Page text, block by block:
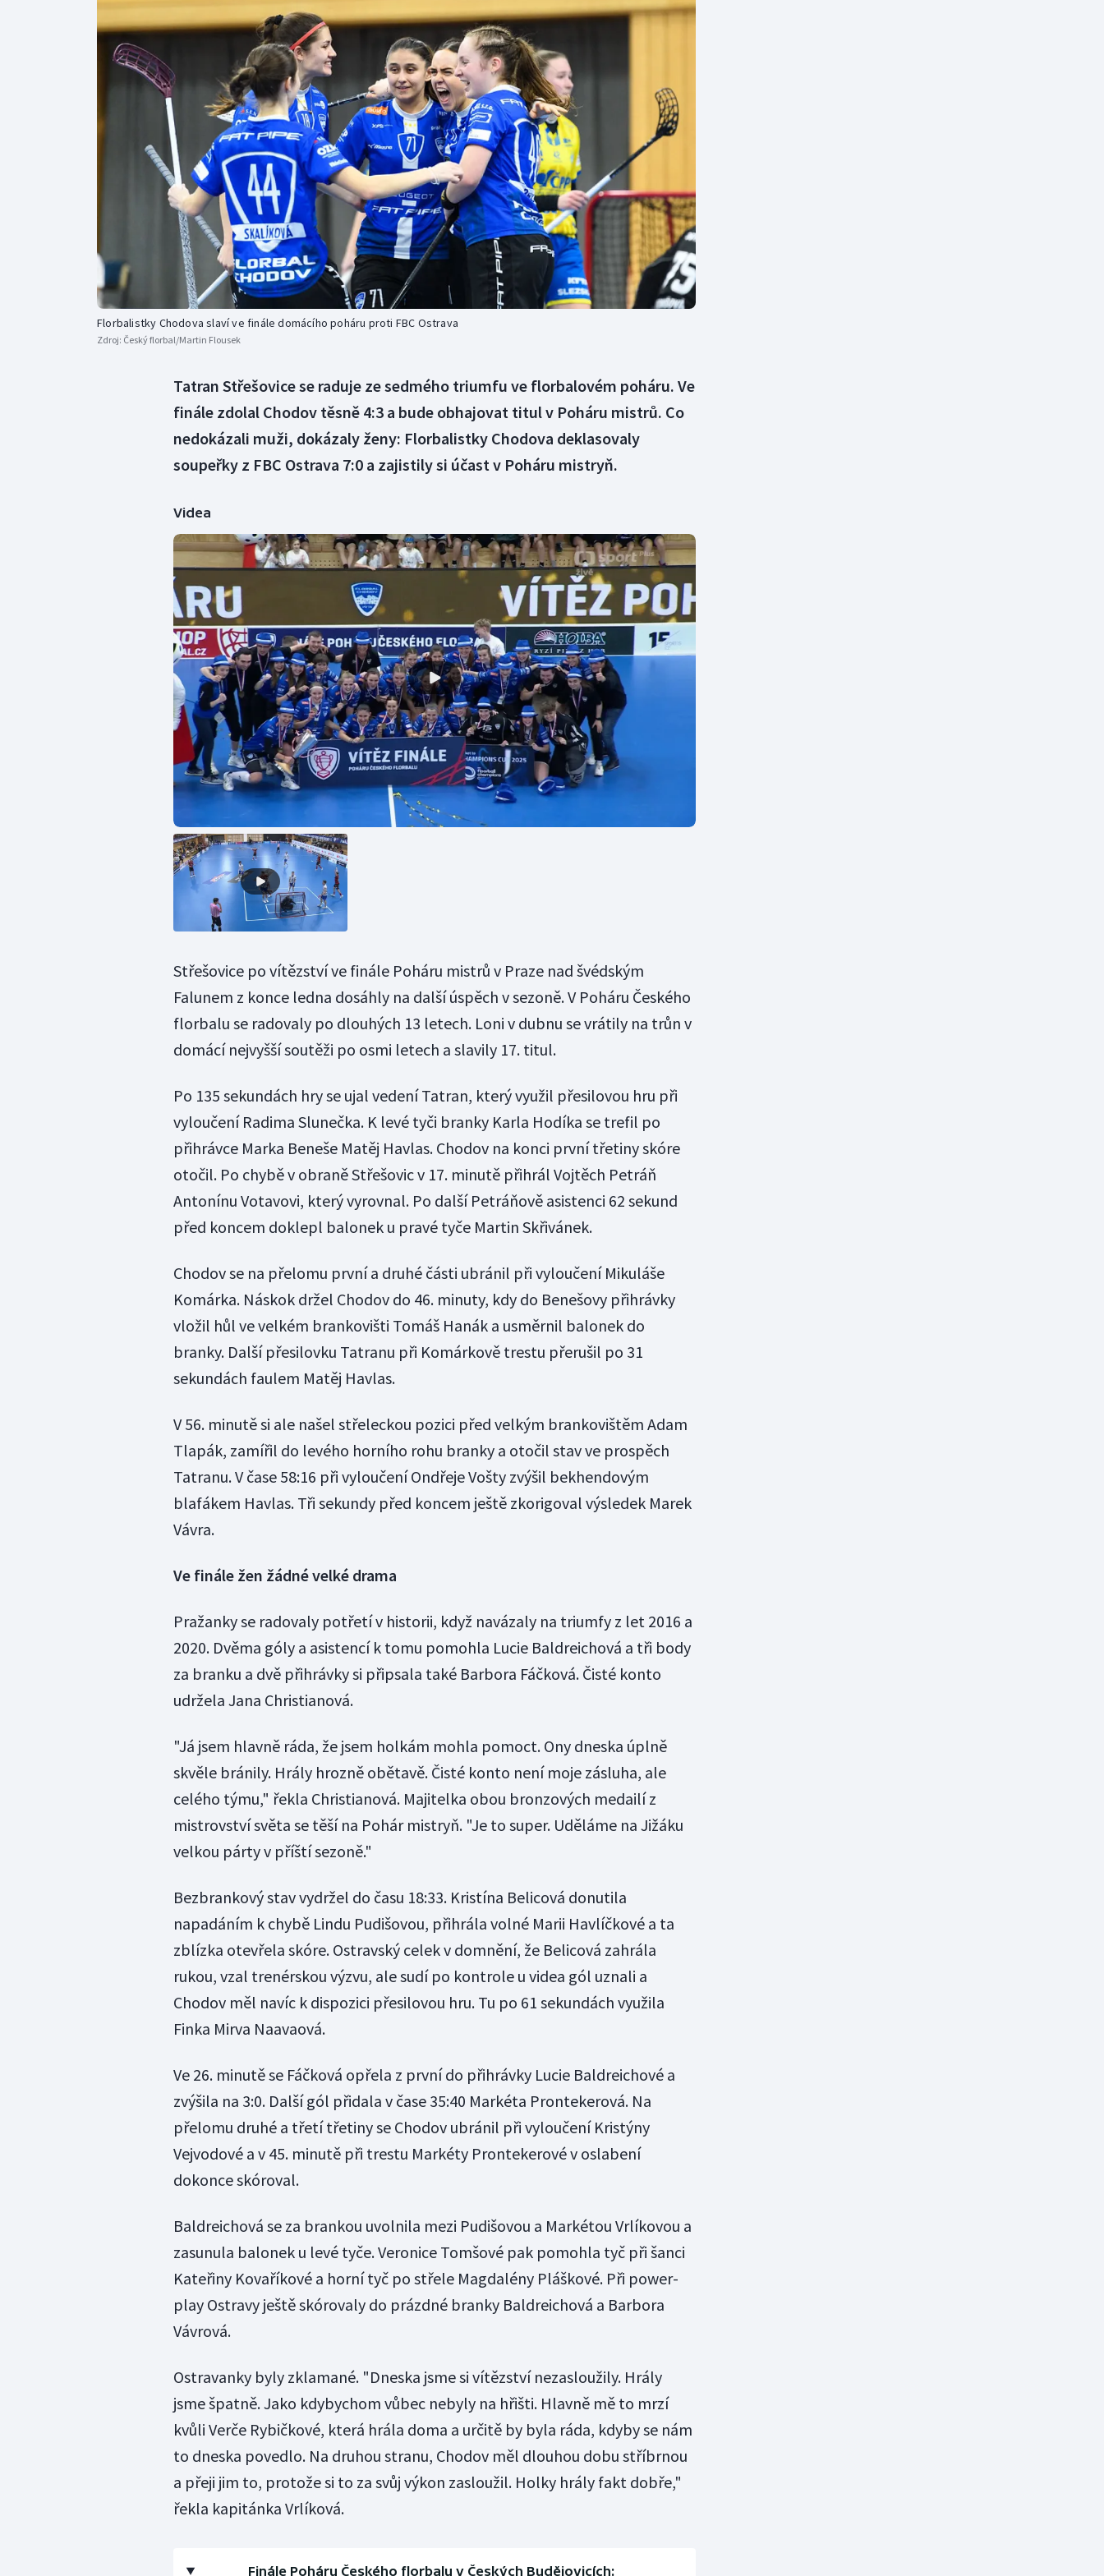
Dostihy
Florbal
Futsal
Golf
Gymnastika
Motorsport
Olympijské hry
Parasport
Plavání
Plážový volejbal
Triatlon
Vodní slalom
Ostatní
Florbalistky Chodova slaví ve finále domácího poháru proti FBC Ostrava
Zdroj: Český florbal/Martin Flousek
Tatran Střešovice se raduje ze sedmého triumfu ve florbalovém poháru. Ve
finále zdolal Chodov těsně 4:3 a bude obhajovat titul v Poháru mistrů. Co
nedokázali muži, dokázaly ženy: Florbalistky Chodova deklasovaly
soupeřky z FBC Ostrava 7:0 a zajistily si účast v Poháru mistryň.
Videa
Střešovice po vítězství ve finále Poháru mistrů v Praze nad švédským
Falunem z konce ledna dosáhly na další úspěch v sezoně. V Poháru Českého
florbalu se radovaly po dlouhých 13 letech. Loni v dubnu se vrátily na trůn v
domácí nejvyšší soutěži po osmi letech a slavily 17. titul.
Po 135 sekundách hry se ujal vedení Tatran, který využil přesilovou hru při
vyloučení Radima Slunečka. K levé tyči branky Karla Hodíka se trefil po
přihrávce Marka Beneše Matěj Havlas. Chodov na konci první třetiny skóre
otočil. Po chybě v obraně Střešovic v 17. minutě přihrál Vojtěch Petráň
Antonínu Votavovi, který vyrovnal. Po další Petráňově asistenci 62 sekund
před koncem doklepl balonek u pravé tyče Martin Skřivánek.
Chodov se na přelomu první a druhé části ubránil při vyloučení Mikuláše
Komárka. Náskok držel Chodov do 46. minuty, kdy do Benešovy přihrávky
vložil hůl ve velkém brankovišti Tomáš Hanák a usměrnil balonek do
branky. Další přesilovku Tatranu při Komárkově trestu přerušil po 31
sekundách faulem Matěj Havlas.
V 56. minutě si ale našel střeleckou pozici před velkým brankovištěm Adam
Tlapák, zamířil do levého horního rohu branky a otočil stav ve prospěch
Tatranu. V čase 58:16 při vyloučení Ondřeje Vošty zvýšil bekhendovým
blafákem Havlas. Tři sekundy před koncem ještě zkorigoval výsledek Marek
Vávra.
Ve finále žen žádné velké drama
Pražanky se radovaly potřetí v historii, když navázaly na triumfy z let 2016 a
2020. Dvěma góly a asistencí k tomu pomohla Lucie Baldreichová a tři body
za branku a dvě přihrávky si připsala také Barbora Fáčková. Čisté konto
udržela Jana Christianová.
"Já jsem hlavně ráda, že jsem holkám mohla pomoct. Ony dneska úplně
skvěle bránily. Hrály hrozně obětavě. Čisté konto není moje zásluha, ale
celého týmu," řekla Christianová. Majitelka obou bronzových medailí z
mistrovství světa se těší na Pohár mistryň. "Je to super. Uděláme na Jižáku
velkou párty v příští sezoně."
Bezbrankový stav vydržel do času 18:33. Kristína Belicová donutila
napadáním k chybě Lindu Pudišovou, přihrála volné Marii Havlíčkové a ta
zblízka otevřela skóre. Ostravský celek v domnění, že Belicová zahrála
rukou, vzal trenérskou výzvu, ale sudí po kontrole u videa gól uznali a
Chodov měl navíc k dispozici přesilovou hru. Tu po 61 sekundách využila
Finka Mirva Naavaová.
Ve 26. minutě se Fáčková opřela z první do přihrávky Lucie Baldreichové a
zvýšila na 3:0. Další gól přidala v čase 35:40 Markéta Prontekerová. Na
přelomu druhé a třetí třetiny se Chodov ubránil při vyloučení Kristýny
Vejvodové a v 45. minutě při trestu Markéty Prontekerové v oslabení
dokonce skóroval.
Baldreichová se za brankou uvolnila mezi Pudišovou a Markétou Vrlíkovou a
zasunula balonek u levé tyče. Veronice Tomšové pak pomohla tyč při šanci
Kateřiny Kovaříkové a horní tyč po střele Magdalény Pláškové. Při power-
play Ostravy ještě skórovaly do prázdné branky Baldreichová a Barbora
Vávrová.
Ostravanky byly zklamané. "Dneska jsme si vítězství nezasloužily. Hrály
jsme špatně. Jako kdybychom vůbec nebyly na hřišti. Hlavně mě to mrzí
kvůli Verče Rybičkové, která hrála doma a určitě by byla ráda, kdyby se nám
to dneska povedlo. Na druhou stranu, Chodov měl dlouhou dobu stříbrnou
a přeji jim to, protože si to za svůj výkon zasloužil. Holky hrály fakt dobře,"
řekla kapitánka Vrlíková.
Finále Poháru Českého florbalu v Českých Budějovicích: